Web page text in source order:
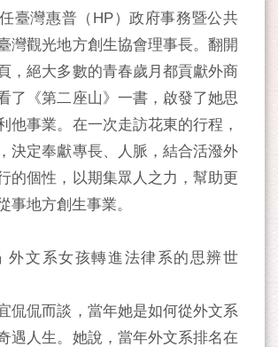
臺灣惠普（HP）政府事務暨公共
灣觀光地方創生協會理事長。翻開
，絕大多數的青春歲月都貢獻外商
了《第二座山》一書，啟發了她思
他事業。在一次走訪花東的行程，
決定奉獻專長、人脈，結合活潑外
的個性，以期集眾人之力，幫助更
事地方創生事業。
外文系女孩轉進法律系的思辨世
侃侃而談，當年她是如何從外文系
遇人生。她說，當年外文系排名在